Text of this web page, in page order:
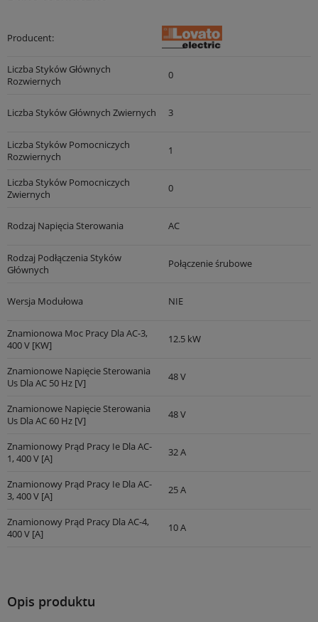
Producent:
Liczba Styków Głównych
Rozwiernych
0
Liczba Styków Głównych Zwiernych 3
Liczba Styków Pomocniczych
Rozwiernych
1
Liczba Styków Pomocniczych
Zwiernych
0
Rodzaj Napięcia Sterowania AC
Rodzaj Podłączenia Styków
Głównych
Połączenie śrubowe
Wersja Modułowa NIE
Znamionowa Moc Pracy Dla AC-3,
400 V [kW]
12.5 kW
Znamionowe Napięcie Sterowania
Us Dla AC 50 Hz [V]
48 V
Znamionowe Napięcie Sterowania
Us Dla AC 60 Hz [V]
48 V
Znamionowy Prąd Pracy Ie Dla AC-
1, 400 V [A]
32 A
Znamionowy Prąd Pracy Ie Dla AC-
3, 400 V [A]
25 A
Znamionowy Prąd Pracy Dla AC-4,
400 V [A]
10 A
Opis produktu